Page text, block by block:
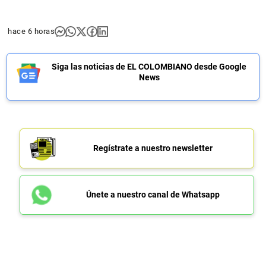
hace 6 horas
Siga las noticias de EL COLOMBIANO desde Google
News
Regístrate a nuestro newsletter
Únete a nuestro canal de Whatsapp